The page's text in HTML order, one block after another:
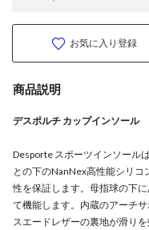
お気に入り登録
商品説明
デスポルチ カップインソール
Desporte スポーツインソール
との下のNanNex高性能シリ
性を保証します。母指球の下
て機能します。内蔵のアーチ
スエードレザーの裏地が滑り